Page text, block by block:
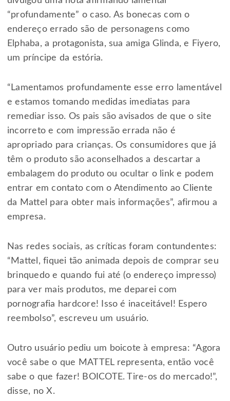
“profundamente” o caso. As bonecas com o
endereço errado são de personagens como
Elphaba, a protagonista, sua amiga Glinda, e Fiyero,
um príncipe da estória.
“Lamentamos profundamente esse erro lamentável
e estamos tomando medidas imediatas para
remediar isso. Os pais são avisados de que o site
incorreto e com impressão errada não é
apropriado para crianças. Os consumidores que já
têm o produto são aconselhados a descartar a
embalagem do produto ou ocultar o link e podem
entrar em contato com o Atendimento ao Cliente
da Mattel para obter mais informações”, afirmou a
empresa.
Nas redes sociais, as críticas foram contundentes:
“Mattel, fiquei tão animada depois de comprar seu
brinquedo e quando fui até (o endereço impresso)
para ver mais produtos, me deparei com
pornografia hardcore! Isso é inaceitável! Espero
reembolso”, escreveu um usuário.
Outro usuário pediu um boicote à empresa: “Agora
você sabe o que MATTEL representa, então você
sabe o que fazer! BOICOTE. Tire-os do mercado!”,
disse, no X.